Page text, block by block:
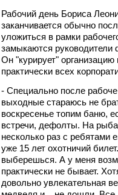
Рабочий день Бориса
заканчивается обычно
уложиться в рамки
замыкаются
Он "курирует" организацию
практически всех
- Специально после
выходные стараюсь не
воскресенье топим баню,
встречи, дефолты. На
несколько раз с ребятами
уже 15 лет охотничий
выберешься. А у меня
практически не бывает.
довольно увлекательная